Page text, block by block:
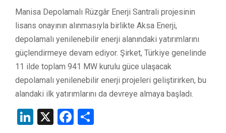
Manisa Depolamalı Rüzgâr Enerji Santrali projesinin
lisans onayının alınmasıyla birlikte Aksa Enerji,
depolamalı yenilenebilir enerji alanındaki yatırımlarını
güçlendirmeye devam ediyor. Şirket, Türkiye genelinde
11 ilde toplam 941 MW kurulu güce ulaşacak
depolamalı yenilenebilir enerji projeleri geliştirirken, bu
alandaki ilk yatırımlarını da devreye almaya başladı.
LinkedIn
X Facebook